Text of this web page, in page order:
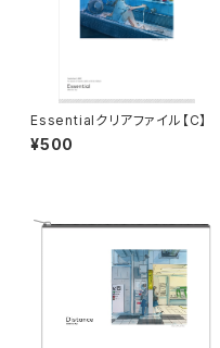
Essentialクリアファイル【C】
¥500